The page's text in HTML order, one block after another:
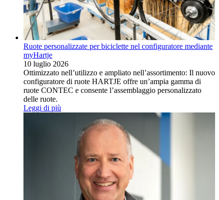
Ruote personalizzate per biciclette nel configuratore mediante
myHartje
10 luglio 2026
Ottimizzato nell’utilizzo e ampliato nell’assortimento: Il nuovo
configuratore di ruote HARTJE offre un’ampia gamma di
ruote CONTEC e consente l’assemblaggio personalizzato
delle ruote.
Leggi di più